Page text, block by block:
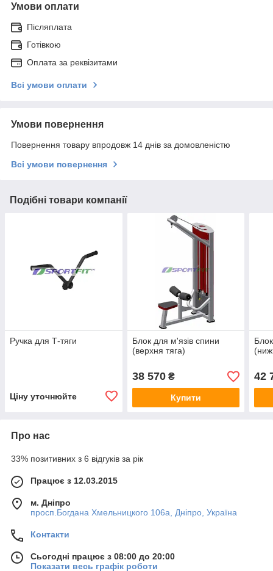
Умови оплати
Післяплата
Готівкою
Оплата за реквізитами
Всі умови оплати
Умови повернення
Повернення товару впродовж 14 днів за домовленістю
Всі умови повернення
Подібні товари компанії
Ручка для Т-тяги
Ціну уточнюйте
Блок для м'язів спини
(верхня тяга)
38 570₴
Купити
42
Про нас
33% позитивних з 6 відгуків за рік
Працює з 12.03.2015
м. Дніпро
просп.Богдана Хмельницкого 106а, Дніпро, Україна
Контакти
Сьогодні працює з 08:00 до 20:00
Показати весь графік роботи